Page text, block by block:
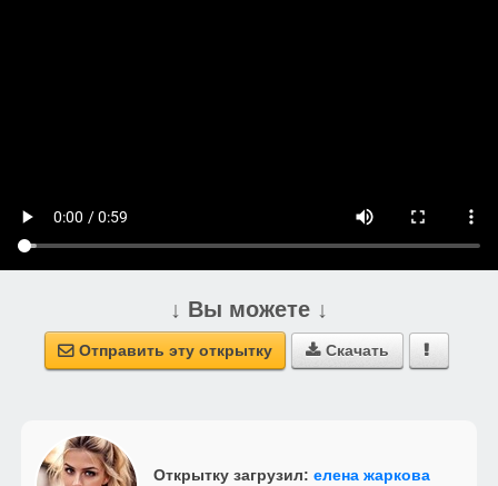
↓ Вы можете ↓
 Отправить эту открытку  Скачать 
Открытку загрузил: елена жаркова